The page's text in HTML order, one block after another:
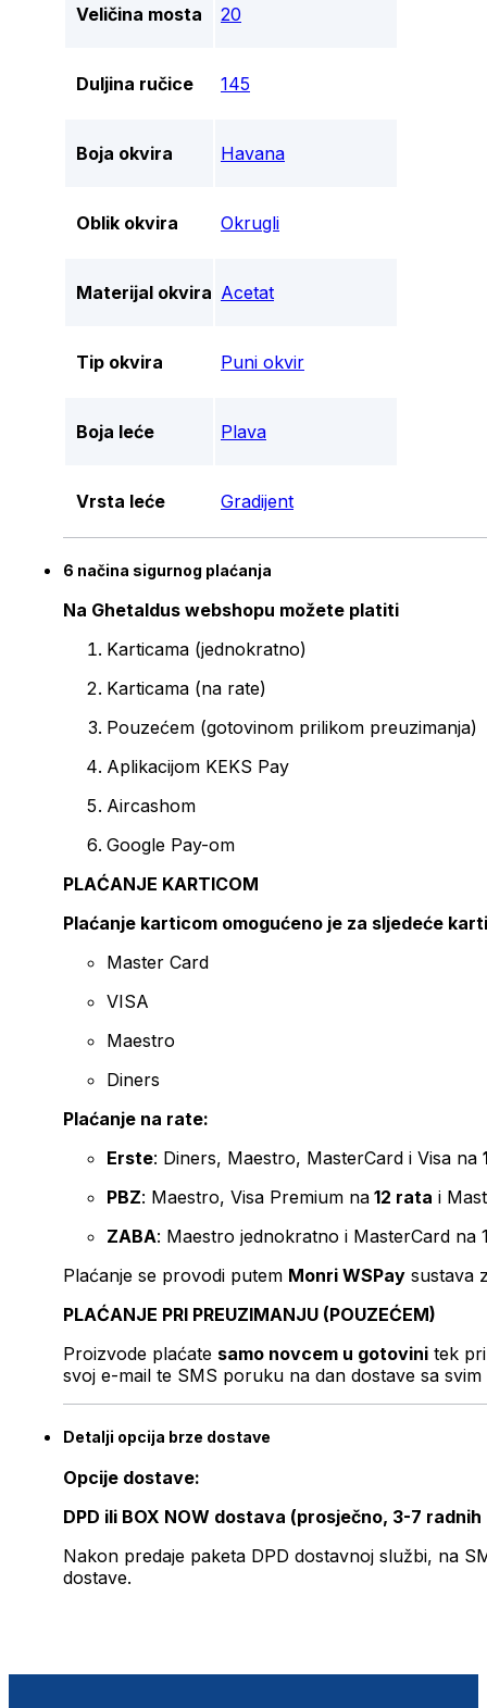
Veličina mosta 20
Duljina ručice 145
Boja okvira Havana
Oblik okvira Okrugli
Materijal okvira Acetat
Tip okvira Puni okvir
Boja leće Plava
Vrsta leće Gradijent
6 načina sigurnog plaćanja
Na Ghetaldus webshopu možete platiti
Karticama (jednokratno)
Karticama (na rate)
Pouzećem (gotovinom prilikom preuzimanja)
Aplikacijom KEKS Pay
Aircashom
Google Pay-om
PLAĆANJE KARTICOM
Plaćanje karticom omogućeno je za sljedeće
Master Card
VISA
Maestro
Diners
Plaćanje na rate:
Erste: Diners, Maestro, MasterCard i Visa na
PBZ: Maestro, Visa Premium na 12 rata i
ZABA: Maestro jednokratno i MasterCard na
Plaćanje se provodi putem Monri WSPay sustava
PLAĆANJE PRI PREUZIMANJU (POUZEĆEM)
Proizvode plaćate samo novcem u gotovini tek
svoj e-mail te SMS poruku na dan dostave sa svim
Detalji opcija brze dostave
Opcije dostave:
DPD ili BOX NOW dostava (prosječno, 3-7 radnih
Nakon predaje paketa DPD dostavnoj službi, na
dostave.